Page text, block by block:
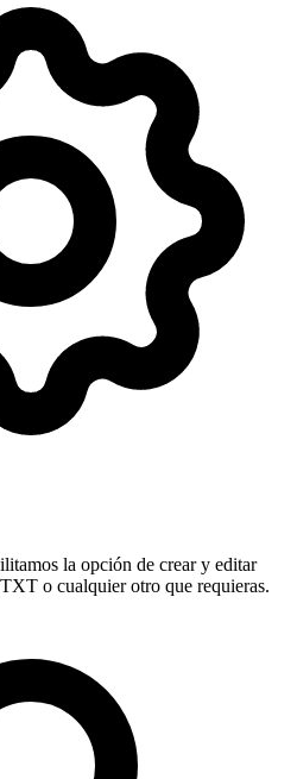
la opción de crear y editar
o cualquier otro que requieras.